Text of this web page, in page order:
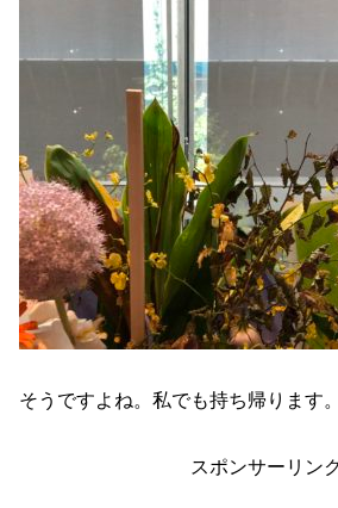
そうですよね。私でも持ち帰ります。
スポンサーリン